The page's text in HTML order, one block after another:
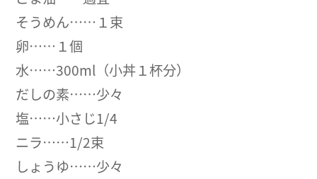
そうめん……１束
卵……１個
水……300ml（小丼１杯分）
だしの素……少々
塩……小さじ1/4
ニラ……1/2束
しょうゆ……少々